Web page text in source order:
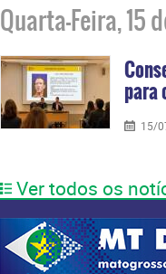
Quarta-Feira, 15
para
15/
Ver todos os